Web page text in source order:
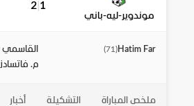
موندوير-ليه-باني
1
2
Hatim Far
(
71
) القاسمي
م.
ملخص المباراة التشكيلة أخبار